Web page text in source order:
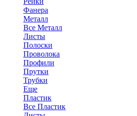
Фанера
Металл
Все Металл
Листы
Полоски
Проволока
Профили
Прутки
Трубки
Еще
Пластик
Все Пластик